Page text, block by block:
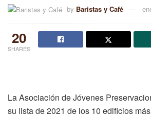
by Baristas y Café
20
SHARES
La Asociación de Jóvenes
su lista de 2021 de los 10 edificios